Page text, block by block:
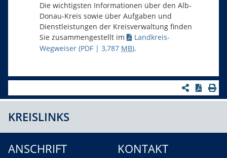
Die wichtigsten Informationen über den Alb-
Donau-Kreis sowie über Aufgaben und
Dienstleistungen der Kreisverwaltung finden
Sie zusammengestellt im
Landkreis-
Wegweiser (PDF | 3,787 MB).
KREISLINKS
ANSCHRIFT KONTAKT